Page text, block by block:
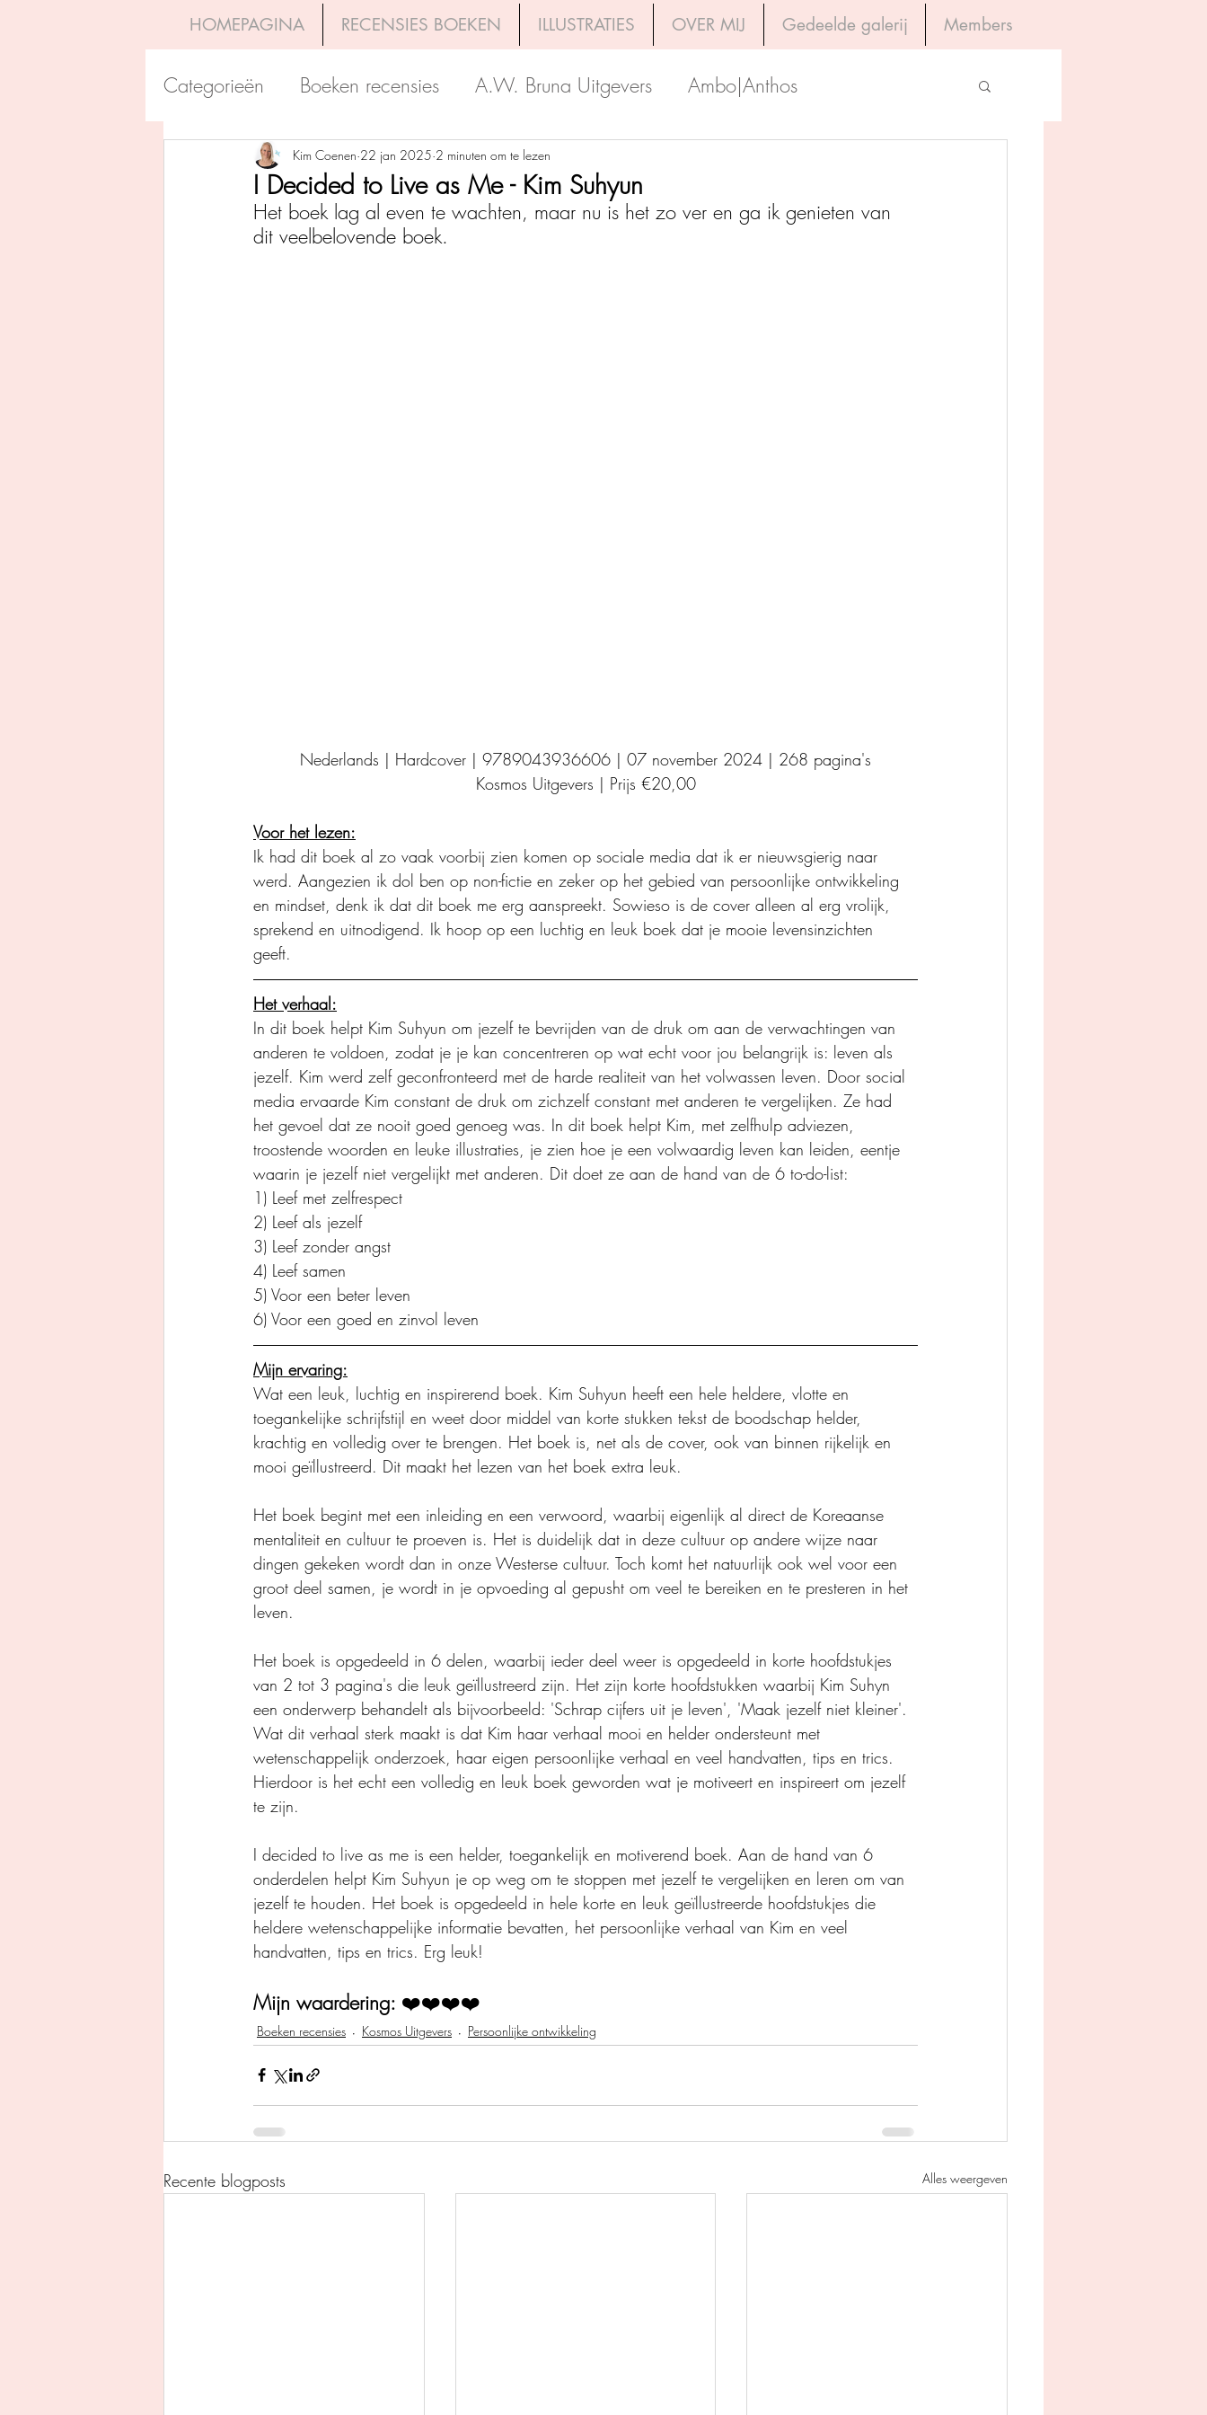
HOMEPAGINA RECENSIES BOEKEN ILLUSTRATIES OVER MIJ Gedeelde galerij Members
Categorieën Boeken recensies A.W. Bruna Uitgevers Ambo|Anthos
Uitgeverij Pelckmans Boekerij Uitgeverij Luitingh-Sijthoff
Overamstel Uitgevers Godijn Publishing The House of Books
I Decided to Live as Me - Kim Suhyun
Kim Coenen 22 jan 2025 2 minuten om te lezen
Het boek lag al even te wachten, maar nu is het zo ver en ga ik genieten van
dit veelbelovende boek.
Nederlands | Hardcover | 9789043936606 | 07 november 2024 | 268 pagina's
Kosmos Uitgevers | Prijs €20,00
Voor het lezen:
Ik had dit boek al zo vaak voorbij zien komen op sociale media dat ik er nieuwsgierig naar
werd. Aangezien ik dol ben op non-fictie en zeker op het gebied van persoonlijke ontwikkeling
en mindset, denk ik dat dit boek me erg aanspreekt. Sowieso is de cover alleen al erg vrolijk,
sprekend en uitnodigend. Ik hoop op een luchtig en leuk boek dat je mooie levensinzichten
geeft.
Het verhaal:
In dit boek helpt Kim Suhyun om jezelf te bevrijden van de druk om aan de verwachtingen van
anderen te voldoen, zodat je je kan concentreren op wat echt voor jou belangrijk is: leven als
jezelf. Kim werd zelf geconfronteerd met de harde realiteit van het volwassen leven. Door social
media ervaarde Kim constant de druk om zichzelf constant met anderen te vergelijken. Ze had
het gevoel dat ze nooit goed genoeg was. In dit boek helpt Kim, met zelfhulp adviezen,
troostende woorden en leuke illustraties, je zien hoe je een volwaardig leven kan leiden, eentje
waarin je jezelf niet vergelijkt met anderen. Dit doet ze aan de hand van de 6 to-do-list:
1) Leef met zelfrespect
2) Leef als jezelf
3) Leef zonder angst
4) Leef samen
5) Voor een beter leven
6) Voor een goed en zinvol leven
Mijn ervaring:
Wat een leuk, luchtig en inspirerend boek. Kim Suhyun heeft een hele heldere, vlotte en
toegankelijke schrijfstijl en weet door middel van korte stukken tekst de boodschap helder,
krachtig en volledig over te brengen. Het boek is, net als de cover, ook van binnen rijkelijk en
mooi geïllustreerd. Dit maakt het lezen van het boek extra leuk.
Het boek begint met een inleiding en een verwoord, waarbij eigenlijk al direct de Koreaanse
mentaliteit en cultuur te proeven is. Het is duidelijk dat in deze cultuur op andere wijze naar
dingen gekeken wordt dan in onze Westerse cultuur. Toch komt het natuurlijk ook wel voor een
groot deel samen, je wordt in je opvoeding al gepusht om veel te bereiken en te presteren in het
leven.
Het boek is opgedeeld in 6 delen, waarbij ieder deel weer is opgedeeld in korte hoofdstukjes
van 2 tot 3 pagina's die leuk geïllustreerd zijn. Het zijn korte hoofdstukken waarbij Kim Suhyn
een onderwerp behandelt als bijvoorbeeld: 'Schrap cijfers uit je leven', 'Maak jezelf niet kleiner'.
Wat dit verhaal sterk maakt is dat Kim haar verhaal mooi en helder ondersteunt met
wetenschappelijk onderzoek, haar eigen persoonlijke verhaal en veel handvatten, tips en trics.
Hierdoor is het echt een volledig en leuk boek geworden wat je motiveert en inspireert om jezelf
te zijn.
I decided to live as me is een helder, toegankelijk en motiverend boek. Aan de hand van 6
onderdelen helpt Kim Suhyun je op weg om te stoppen met jezelf te vergelijken en leren om van
jezelf te houden. Het boek is opgedeeld in hele korte en leuk geïllustreerde hoofdstukjes die
heldere wetenschappelijke informatie bevatten, het persoonlijke verhaal van Kim en veel
handvatten, tips en trics. Erg leuk!
Mijn waardering: ❤️❤️❤️❤️
Boeken recensies Kosmos Uitgevers Persoonlijke ontwikkeling
Recente blogposts Alles weergeven